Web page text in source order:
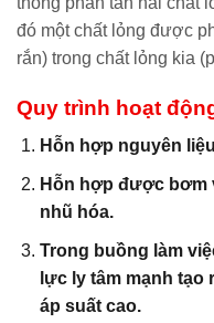
đó một chất lỏng được
rắn) trong chất lỏng kia
Quy trình hoạt
Hỗn hợp nguyên
Hỗn hợp được bơm
nhũ hóa.
Trong buồng làm
lực ly tâm mạnh tạo
áp suất cao.